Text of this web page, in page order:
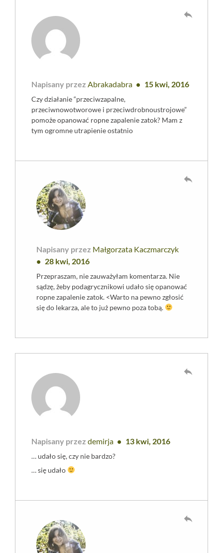
Napisany przez Abrakadabra 15 kwi, 2016
Czy działanie “przeciwzapalne,
przeciwnowotworowe i przeciwdrobnoustrojowe”
pomoże opanować ropne zapalenie zatok? Mam z
tym ogromne utrapienie ostatnio
reply
Napisany przez Małgorzata Kaczmarczyk
28 kwi, 2016
Przepraszam, nie zauważyłam komentarza. Nie
sądzę, żeby podagrycznikowi udało się opanować
ropne zapalenie zatok. <Warto na pewno zgłosić
się do lekarza, ale to już pewno poza tobą.
reply
Napisany przez demirja 13 kwi, 2016
… udało się, czy nie bardzo?
… się udało
reply
reply